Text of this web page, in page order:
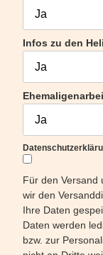
Infos zu den
Für den Versand
wir den
Ihre Daten
Daten werden
bzw. zur